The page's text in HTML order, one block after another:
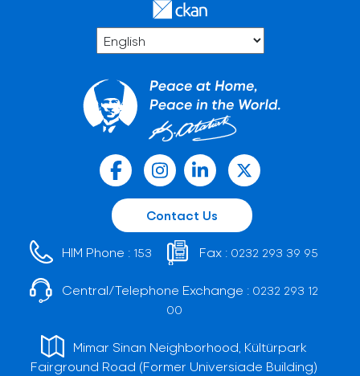
Contact Us
HIM Phone : 153 Fax : 0232 293 39 95
Central/Telephone Exchange : 0232 293 12
00
Mimar Sinan Neighborhood, Kültürpark
Fairground Road (Former Universiade Building)